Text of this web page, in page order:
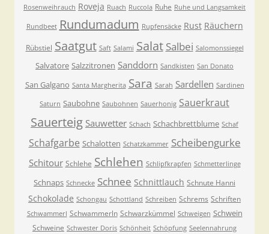
Rosenweihrauch Roveja Ruach Ruccola Ruhe Ruhe und Langsamkeit
Rundbeet Rundumadum Rupfensäcke Rust Räuchern
Rübstiel Saatgut Saft Salami Salat Salbei Salomonssiegel
Salvatore Salzzitronen Sanddorn Sandkisten San Donato
San Galgano Santa Margherita Sara Sarah Sardellen Sardinen
Saturn Saubohne Saubohnen Sauerhonig Sauerkraut
Sauerteig Sauwetter Schach Schachbrettblume Schaf
Schafgarbe Schalotten Schatzkammer Scheibengurke
Schitour Schlehe Schlehen Schlipfkrapfen Schmetterlinge
Schnaps Schnecke Schnee Schnittlauch Schnute Hanni
Schokolade Schongau Schottland Schreiben Schrems Schriften
Schwammerl Schwammerln Schwarzkümmel Schweigen Schwein
Schweine Schwester Doris Schönheit Schöpfung Seelennahrung